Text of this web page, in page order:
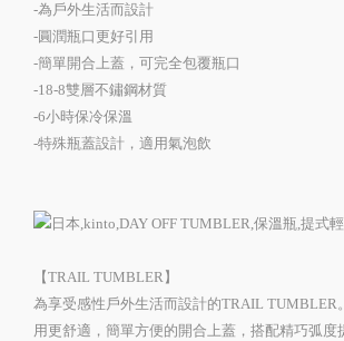
-為戶外生活而設計
-圓潤瓶口更好引用
-簡單開合上蓋，可完全包覆瓶口
-18-8雙層不鏽鋼材質
-6小時保冷保溫
-特殊瓶蓋設計，適用氣泡飲
【TRAIL TUMBLER】
為享受感性戶外生活而設計的TRAIL TUMBLER
用更舒適，簡單方便的開合上蓋，搭配精巧弧度